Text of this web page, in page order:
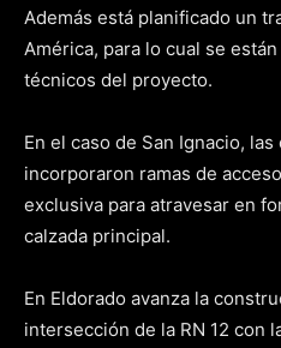
Además está planificado un
América, para lo cual se
técnicos del proyecto.
En el caso de San Ignacio,
incorporaron ramas de
exclusiva para atravesar en
calzada principal.
En Eldorado avanza la
intersección de la RN 12 con